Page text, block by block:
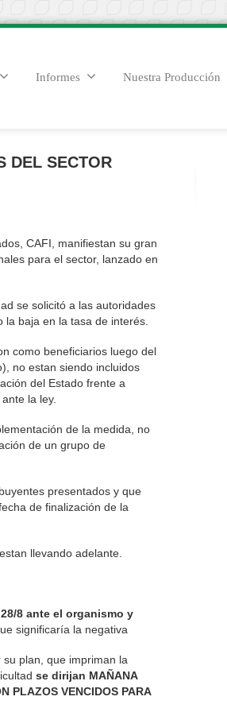
Informes Nuestra Producción
DEL SECTOR
CAFI, manifiestan su gran
para el sector, lanzado en
se solicitó a las autoridades
baja en la tasa de interés.
como beneficiarios luego del
no estan siendo incluidos
del Estado frente a
la ley.
de la medida, no
de un grupo de
presentados y que
de finalización de la
llevando adelante.
8 ante el organismo y
significaría la negativa
plan, que impriman la
se dirijan MAÑANA
PLAZOS VENCIDOS PARA